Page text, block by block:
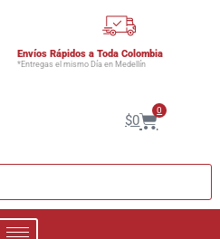
Envíos Rápidos a Toda Colombia
*Entregas el mismo Día en Medellín
$0
0